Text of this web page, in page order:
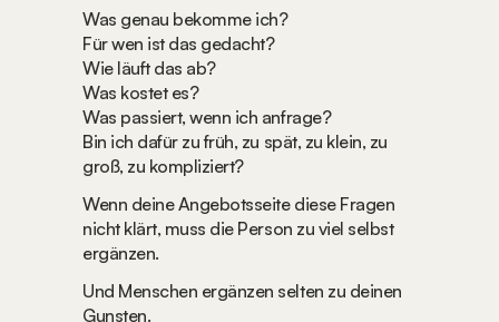
Was genau bekomme ich?
Für wen ist das gedacht?
Wie läuft das ab?
Was kostet es?
Was passiert, wenn ich anfrage?
Bin ich dafür zu früh, zu spät, zu klein, zu
groß, zu kompliziert?
Wenn deine Angebotsseite diese Fragen
nicht klärt, muss die Person zu viel selbst
ergänzen.
Und Menschen ergänzen selten zu deinen
Gunsten.